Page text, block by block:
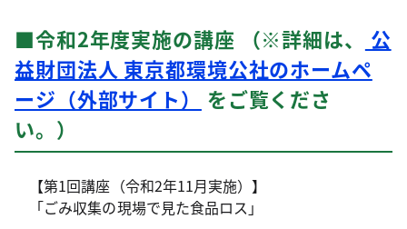
■令和2年度実施の講座 （※詳細は、
公
益財団法人 東京都環境公社のホームペ
ージ（外部サイト）
をご覧くださ
い。）
【第1回講座（令和2年11月実施）】
「ごみ収集の現場で見た食品ロス」